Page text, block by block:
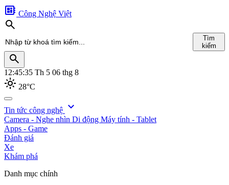
developer_board Công Nghệ Việt
search
Tìm
kiếm
search
12:45:35 Th 5 06 thg 8
light_mode 28°C
search
Tin tức công nghệ expand_more
Camera - Nghe nhìn Di động Máy tính - Tablet
Apps - Game
Đánh giá
Xe
Khám phá
Danh mục chính